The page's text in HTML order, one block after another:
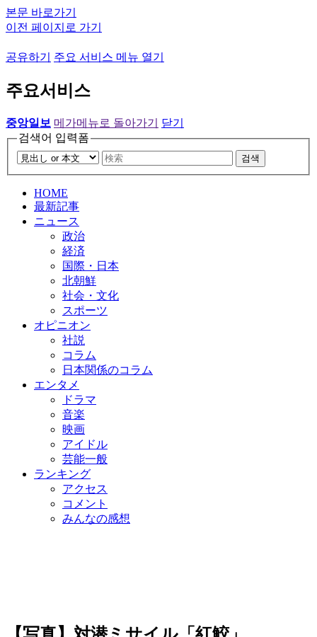
본문 바로가기
이전 페이지로 가기
공유하기 주요 서비스 메뉴 열기
주요서비스
중앙일보 메가메뉴로 돌아가기
닫기
검색어 입력폼
검색
HOME
最新記事
ニュース
政治
経済
国際・日本
北朝鮮
社会・文化
スポーツ
オピニオン
社説
コラム
日本関係のコラム
エンタメ
ドラマ
音楽
映画
アイドル
芸能一般
ランキング
アクセス
コメント
みんなの感想